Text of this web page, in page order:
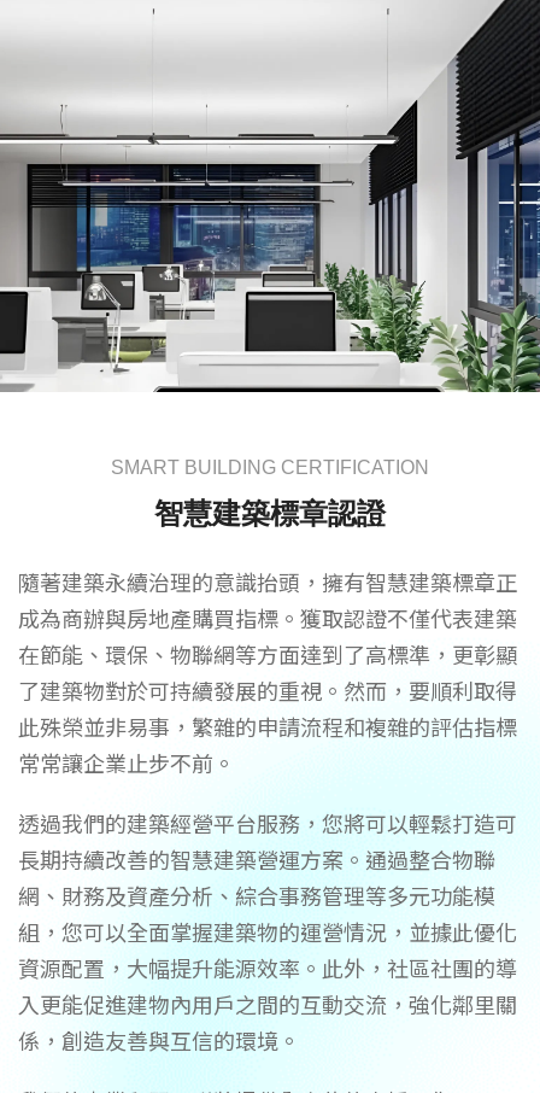
SMART BUILDING CERTIFICATION
智慧建築標章認證
隨著建築永續治理的意識抬頭，擁有智慧建築標章正
成為商辦與房地產購買指標。獲取認證不僅代表建築
在節能、環保、物聯網等方面達到了高標準，更彰顯
了建築物對於可持續發展的重視。然而，要順利取得
此殊榮並非易事，繁雜的申請流程和複雜的評估指標
常常讓企業止步不前。
透過我們的建築經營平台服務，您將可以輕鬆打造可
長期持續改善的智慧建築營運方案。通過整合物聯
網、財務及資產分析、綜合事務管理等多元功能模
組，您可以全面掌握建築物的運營情況，並據此優化
資源配置，大幅提升能源效率。此外，社區社團的導
入更能促進建物內用戶之間的互動交流，強化鄰里關
係，創造友善與互信的環境。